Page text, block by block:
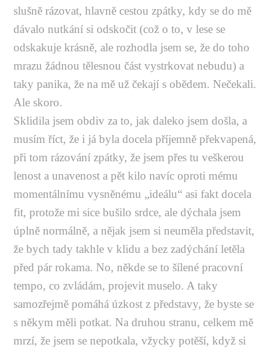
slušně rázovat, hlavně cestou zpátky, kdy se do mě
dávalo nutkání si odskočit (což o to, v lese se
odskakuje krásně, ale rozhodla jsem se, že do toho
mrazu žádnou tělesnou část vystrkovat nebudu) a
taky panika, že na mě už čekají s obědem. Nečekali.
Ale skoro.
Sklidila jsem obdiv za to, jak daleko jsem došla, a
musím říct, že i já byla docela příjemně překvapená,
při tom rázování zpátky, že jsem přes tu veškerou
lenost a unavenost a pět kilo navíc oproti mému
momentálnímu vysněnému „ideálu“ asi fakt docela
fit, protože mi sice bušilo srdce, ale dýchala jsem
úplně normálně, a nějak jsem si neuměla představit,
že bych tady takhle v klidu a bez zadýchání letěla
před pár rokama. No, někde se to šílené pracovní
tempo, co zvládám, projevit muselo. A taky
samozřejmě pomáhá úzkost z představy, že byste se
s někym měli potkat. Na druhou stranu, celkem mě
mrzí, že jsem se nepotkala, vžycky potěší, když si